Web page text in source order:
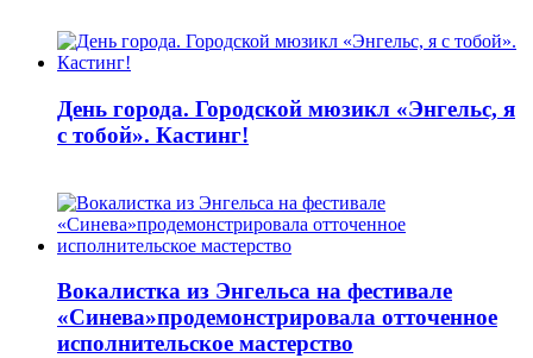
День города. Городской мюзикл «Энгельс, я
с тобой». Кастинг!
Вокалистка из Энгельса на фестивале
«Синева»продемонстрировала отточенное
исполнительское мастерство